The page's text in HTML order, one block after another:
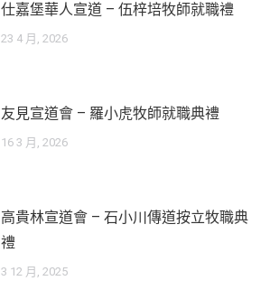
仕嘉堡華人宣道 – 伍梓培牧師就職禮
23 4 月, 2026
友見宣道會 – 羅小虎牧師就職典禮
16 3 月, 2026
高貴林宣道會 – 石小川傳道按立牧職典
禮
3 12 月, 2025